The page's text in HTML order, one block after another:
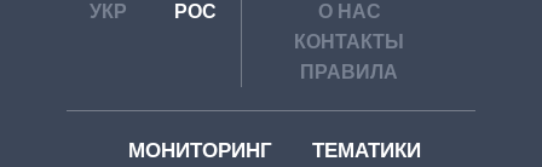
УКР РОС
О НАС
КОНТАКТЫ
ПРАВИЛА
МОНИТОРИНГ ТЕМАТИКИ